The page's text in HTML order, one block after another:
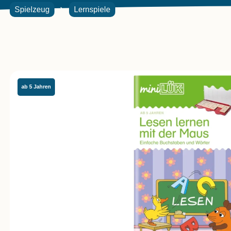
Spielzeug Lernspiele
ab 5 Jahren